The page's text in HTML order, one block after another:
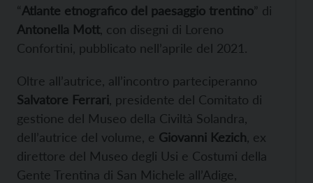
“Atlante etnografico del paesaggio trentino” di
Antonella Mott , con disegni di Loreno
Confortini, pubblicato nell’aprile del 2021.
Oltre all’autrice, all’incontro parteciperanno
Salvatore Ferrari , presidente del Comitato di
gestione del Museo della Civiltà Solandra,
dell’autrice del volume, e Giovanni Kezich , ex
direttore del Museo degli Usi e Costumi della
Gente Trentina di San Michele all’Adige,